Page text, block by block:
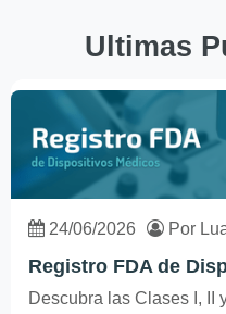
Ultimas
24/06/2026 Por
Registro FDA de
Descubra las Clases I, II